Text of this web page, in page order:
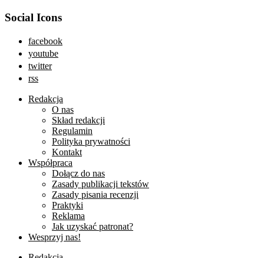
Social Icons
facebook
youtube
twitter
rss
Redakcja
O nas
Skład redakcji
Regulamin
Polityka prywatności
Kontakt
Współpraca
Dołącz do nas
Zasady publikacji tekstów
Zasady pisania recenzji
Praktyki
Reklama
Jak uzyskać patronat?
Wesprzyj nas!